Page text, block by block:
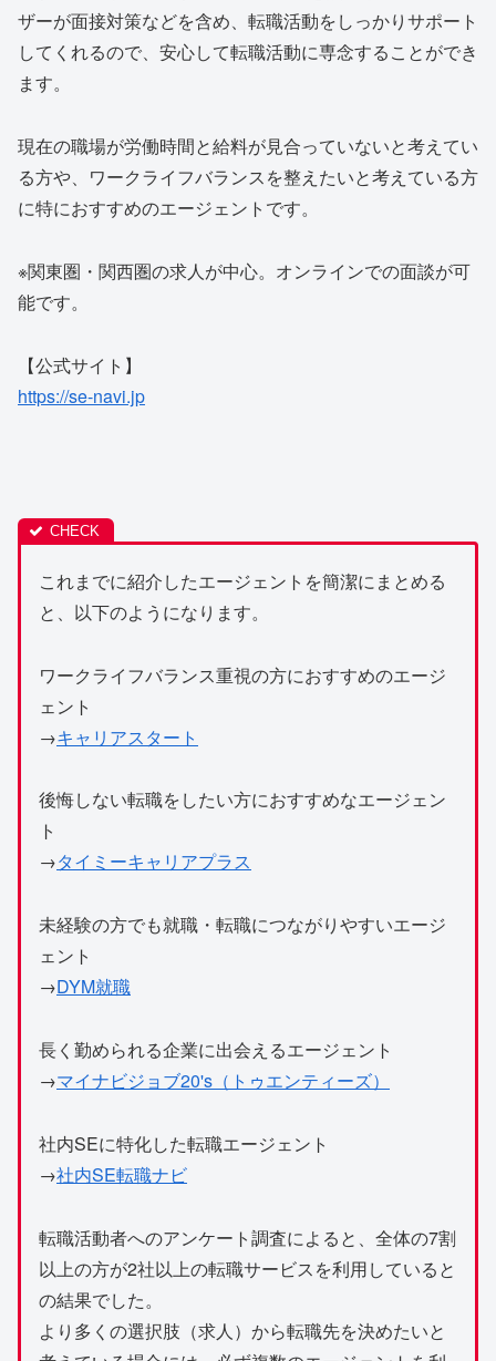
ザーが面接対策などを含め、転職活動をしっかりサポート
してくれるので、安心して転職活動に専念することができ
ます。
現在の職場が労働時間と給料が見合っていないと考えてい
る方や、ワークライフバランスを整えたいと考えている方
に特におすすめのエージェントです。
※関東圏・関西圏の求人が中心。オンラインでの面談が可
能です。
【公式サイト】
https://se-navi.jp
これまでに紹介したエージェントを簡潔にまとめる
と、以下のようになります。
ワークライフバランス重視の方におすすめのエージ
ェント
→キャリアスタート
後悔しない転職をしたい方におすすめなエージェン
ト
→タイミーキャリアプラス
未経験の方でも就職・転職につながりやすいエージ
ェント
→DYM就職
長く勤められる企業に出会えるエージェント
→マイナビジョブ20's（トゥエンティーズ）
社内SEに特化した転職エージェント
→社内SE転職ナビ
転職活動者へのアンケート調査によると、全体の7割
以上の方が2社以上の転職サービスを利用していると
の結果でした。
より多くの選択肢（求人）から転職先を決めたいと